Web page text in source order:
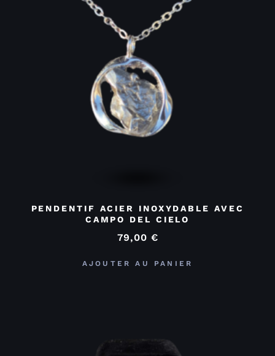
PENDENTIF ACIER INOXYDABLE AVEC
CAMPO DEL CIELO
79,00 €
AJOUTER AU PANIER